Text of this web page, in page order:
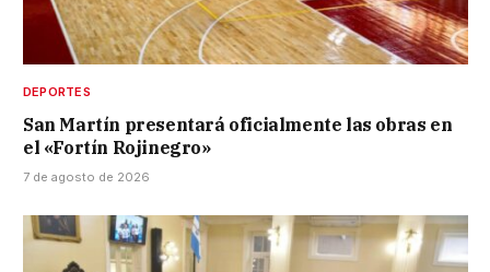
DEPORTES
San Martín presentará oficialmente las obras en
el «Fortín Rojinegro»
7 de agosto de 2026